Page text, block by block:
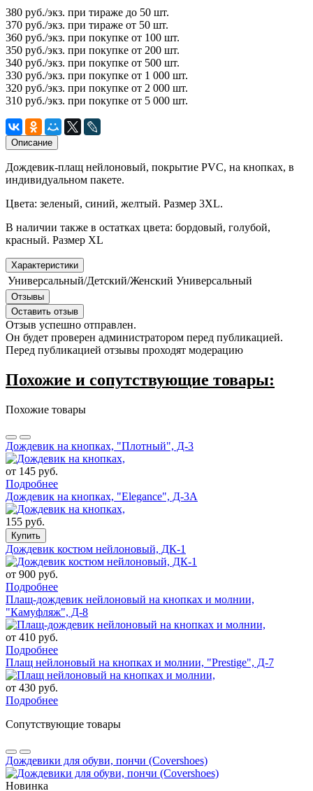
380 руб./экз. при тираже до 50 шт.
370 руб./экз. при тираже от 50 шт.
360 руб./экз. при покупке от 100 шт.
350 руб./экз. при покупке от 200 шт.
340 руб./экз. при покупке от 500 шт.
330 руб./экз. при покупке от 1 000 шт.
320 руб./экз. при покупке от 2 000 шт.
310 руб./экз. при покупке от 5 000 шт.
Описание
Дождевик-плащ нейлоновый, покрытие PVC, на кнопках, в
индивидуальном пакете.
Цвета: зеленый, синий, желтый. Размер 3XL.
В наличии также в остатках цвета: бордовый, голубой,
красный. Размер XL
Характеристики
Универсальный/Детский/Женский Универсальный
Отзывы
Оставить отзыв
Отзыв успешно отправлен.
Он будет проверен администратором перед публикацией.
Перед публикацией отзывы проходят модерацию
Похожие и сопутствующие товары:
Похожие товары
Дождевик на кнопках, "Плотный", Д-3
от 145 руб.
Подробнее
Дождевик на кнопках, "Elegance", Д-3А
155 руб.
Купить
Дождевик костюм нейлоновый, ДК-1
от 900 руб.
Подробнее
Плащ-дождевик нейлоновый на кнопках и молнии,
"Камуфляж", Д-8
от 410 руб.
Подробнее
Плащ нейлоновый на кнопках и молнии, "Prestige", Д-7
от 430 руб.
Подробнее
Сопутствующие товары
Дождевики для обуви, пончи (Сovershoes)
Новинка